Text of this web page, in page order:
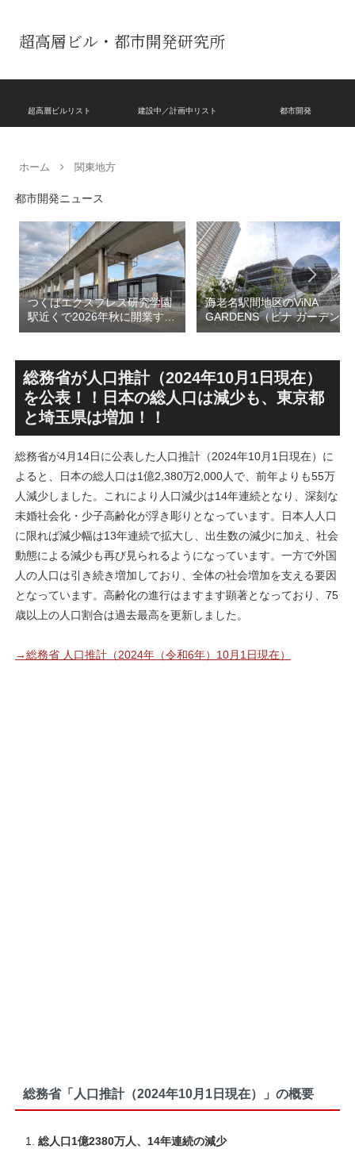
超高層ビル・都市開発研究所
超高層ビルリスト 建設中／計画中リスト 都市開発
ホーム 関東地方
都市開発ニュース
つくばエクスプレス研究学園
駅近くで2026年秋に開業する
高架下商業施設「寿横
跡地の開発計画や商業ビル建
設進行などにより駅前商業地
が形成へ！！
海老名駅間地区のViNA
GARDENS（ビナ ガーデン
ズ）で建設中の「（仮称）フ
テル温浴棟」2026年夏時点建
設状況！！天然温泉のほか子
育て・ペット関連の複合施設
の建設が進む！！
総務省が人口推計（2024年10月1日現在）
を公表！！日本の総人口は減少も、東京都
と埼玉県は増加！！
総務省が4月14日に公表した人口推計（2024年10月1日現在）に
よると、日本の総人口は1億2,380万2,000人で、前年よりも55万
人減少しました。これにより人口減少は14年連続となり、深刻な
未婚社会化・少子高齢化が浮き彫りとなっています。日本人人口
に限れば減少幅は13年連続で拡大し、出生数の減少に加え、社会
動態による減少も再び見られるようになっています。一方で外国
人の人口は引き続き増加しており、全体の社会増加を支える要因
となっています。高齢化の進行はますます顕著となっており、75
歳以上の人口割合は過去最高を更新しました。
→総務省 人口推計（2024年（令和6年）10月1日現在）
総務省「人口推計（2024年10月1日現在）」の概要
総人口1億2380万人、14年連続の減少